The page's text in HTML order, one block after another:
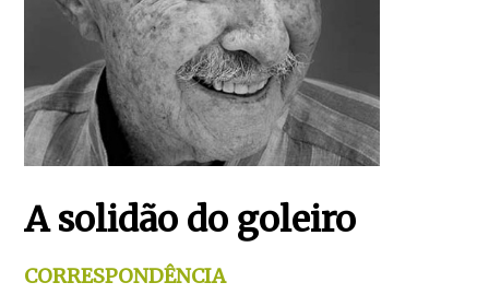
A solidão do goleiro
CORRESPONDÊNCIA